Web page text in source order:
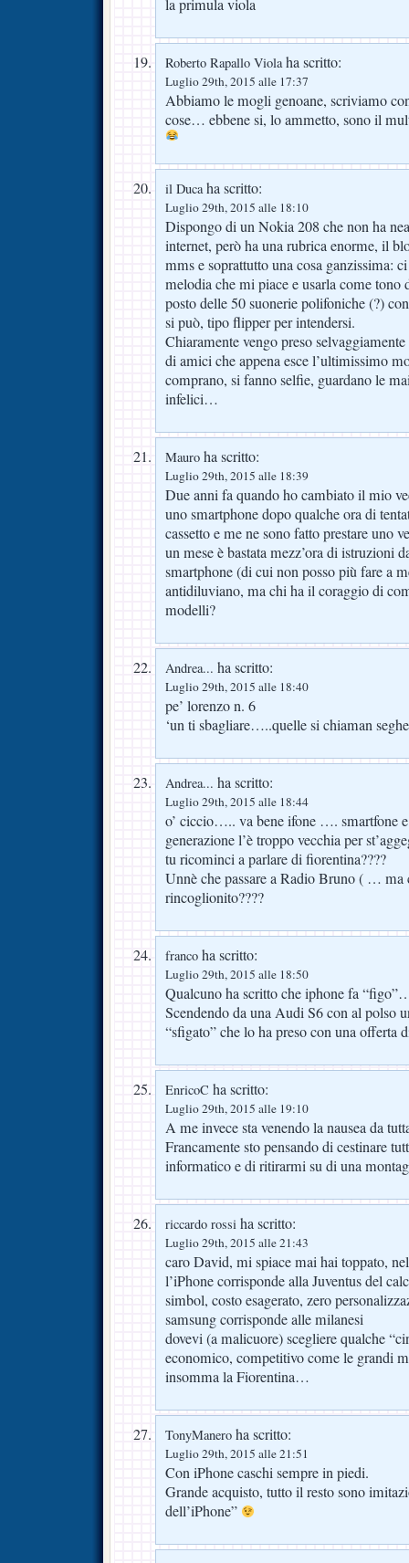
la primula viola
Roberto Rapallo Violaha scritto:
Luglio 29th, 2015 alle 17:37
Abbiamo le mogli genoane, scriviamo
cose… ebbene si, lo ammetto, sono il
il Ducaha scritto:
Luglio 29th, 2015 alle 18:10
Dispongo di un Nokia 208 che non ha
internet, però ha una rubrica enorme, il
mms e soprattutto una cosa ganzissima:
melodia che mi piace e usarla come tono
posto delle 50 suonerie polifoniche (?)
si può, tipo flipper per intendersi.
Chiaramente vengo preso
di amici che appena esce l’ultimissimo
comprano, si fanno selfie, guardano le
infelici…
Mauro ha scritto:
Luglio 29th, 2015 alle 18:39
Due anni fa quando ho cambiato il mio
uno smartphone dopo qualche ora di
cassetto e me ne sono fatto prestare uno
un mese è bastata mezz’ora di istruzioni
smartphone (di cui non posso più fare a
antidiluviano, ma chi ha il coraggio di
modelli?
Andrea... ha scritto:
Luglio 29th, 2015 alle 18:40
pe’ lorenzo n. 6
‘un ti sbagliare…..quelle si chiaman
Andrea... ha scritto:
Luglio 29th, 2015 alle 18:44
o’ ciccio….. va bene ifone …. smartfone
generazione l’è troppo vecchia per
tu ricominci a parlare di fiorentina????
Unnè che passare a Radio Bruno ( … ma
rincoglionito????
franco ha scritto:
Luglio 29th, 2015 alle 18:50
Qualcuno ha scritto che iphone fa
Scendendo da una Audi S6 con al polso
“sfigato” che lo ha preso con una offerta
EnricoC ha scritto:
Luglio 29th, 2015 alle 19:10
A me invece sta venendo la nausea da
Francamente sto pensando di cestinare
informatico e di ritirarmi su di una
riccardo rossi ha scritto:
Luglio 29th, 2015 alle 21:43
caro David, mi spiace mai hai toppato,
l’iPhone corrisponde alla Juventus del
simbol, costo esagerato, zero
samsung corrisponde alle milanesi
dovevi (a malicuore) scegliere qualche
economico, competitivo come le grandi
insomma la Fiorentina…
TonyManero ha scritto:
Luglio 29th, 2015 alle 21:51
Con iPhone caschi sempre in piedi.
Grande acquisto, tutto il resto sono
dell’iPhone”